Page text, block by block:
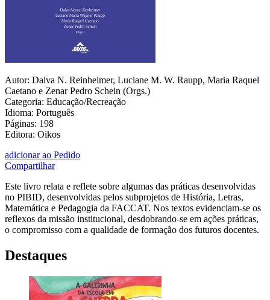
Autor: Dalva N. Reinheimer, Luciane M. W. Raupp, Maria Raquel
Caetano e Zenar Pedro Schein (Orgs.)
Categoria: Educação/Recreação
Idioma: Português
Páginas: 198
Editora: Oikos
adicionar ao Pedido
Compartilhar
Este livro relata e reflete sobre algumas das práticas desenvolvidas
no PIBID, desenvolvidas pelos subprojetos de História, Letras,
Matemática e Pedagogia da FACCAT. Nos textos evidenciam-se os
reflexos da missão institucional, desdobrando-se em ações práticas,
o compromisso com a qualidade de formação dos futuros docentes.
Destaques